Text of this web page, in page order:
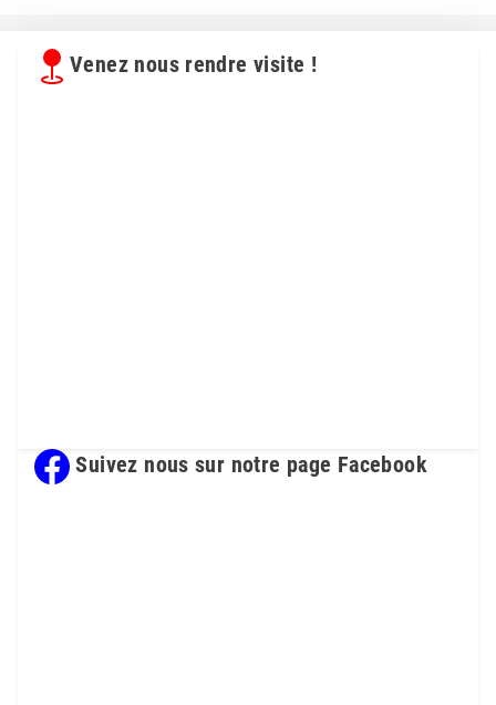
Venez nous rendre visite !
Suivez nous sur notre page Facebook